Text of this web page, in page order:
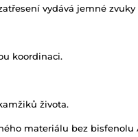
vydává jemné
koordinaci.
života.
materiálu bez bisfenolu